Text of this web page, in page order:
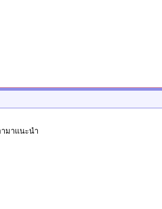
มาแนะนำ